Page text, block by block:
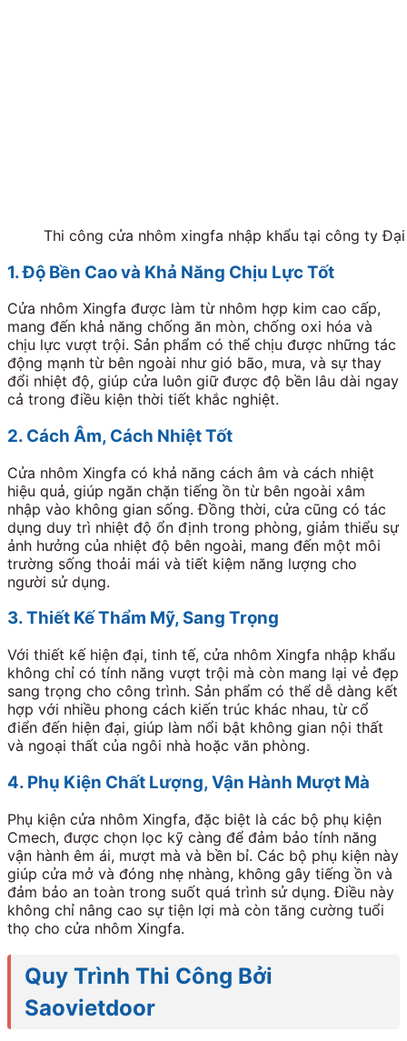
Thi công cửa nhôm xingfa nhập khẩu tại công ty
1. Độ Bền Cao và Khả Năng Chịu Lực Tốt
Cửa nhôm Xingfa được làm từ nhôm hợp kim cao cấp,
mang đến khả năng chống ăn mòn, chống oxi hóa và
chịu lực vượt trội. Sản phẩm có thể chịu được những tác
động mạnh từ bên ngoài như gió bão, mưa, và sự thay
đổi nhiệt độ, giúp cửa luôn giữ được độ bền lâu dài ngay
cả trong điều kiện thời tiết khắc nghiệt.
2. Cách Âm, Cách Nhiệt Tốt
Cửa nhôm Xingfa có khả năng cách âm và cách nhiệt
hiệu quả, giúp ngăn chặn tiếng ồn từ bên ngoài xâm
nhập vào không gian sống. Đồng thời, cửa cũng có tác
dụng duy trì nhiệt độ ổn định trong phòng, giảm thiểu sự
ảnh hưởng của nhiệt độ bên ngoài, mang đến một môi
trường sống thoải mái và tiết kiệm năng lượng cho
người sử dụng.
3. Thiết Kế Thẩm Mỹ, Sang Trọng
Với thiết kế hiện đại, tinh tế, cửa nhôm Xingfa nhập khẩu
không chỉ có tính năng vượt trội mà còn mang lại vẻ đẹp
sang trọng cho công trình. Sản phẩm có thể dễ dàng kết
hợp với nhiều phong cách kiến trúc khác nhau, từ cổ
điển đến hiện đại, giúp làm nổi bật không gian nội thất
và ngoại thất của ngôi nhà hoặc văn phòng.
4. Phụ Kiện Chất Lượng, Vận Hành Mượt Mà
Phụ kiện cửa nhôm Xingfa, đặc biệt là các bộ phụ kiện
Cmech, được chọn lọc kỹ càng để đảm bảo tính năng
vận hành êm ái, mượt mà và bền bỉ. Các bộ phụ kiện này
giúp cửa mở và đóng nhẹ nhàng, không gây tiếng ồn và
đảm bảo an toàn trong suốt quá trình sử dụng. Điều này
không chỉ nâng cao sự tiện lợi mà còn tăng cường tuổi
thọ cho cửa nhôm Xingfa.
Quy Trình Thi Công Bởi
Saovietdoor